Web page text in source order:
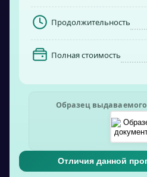
Продолжительность
Полная стоимость
Образец выдаваемого
Отличия данной